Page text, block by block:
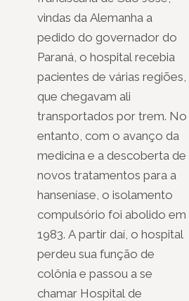
vindas da Alemanha a
pedido do governador do
Paraná, o hospital recebia
pacientes de várias regiões,
que chegavam ali
transportados por trem. No
entanto, com o avanço da
medicina e a descoberta de
novos tratamentos para a
hanseníase, o isolamento
compulsório foi abolido em
1983. A partir daí, o hospital
perdeu sua função de
colônia e passou a se
chamar Hospital de